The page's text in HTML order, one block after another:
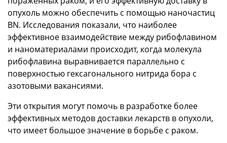
опухоль можно обеспечить с помощью наночастиц
BN. Исследования показали, что наиболее
эффективное взаимодействие между рибофлавином
и наноматериалами происходит, когда молекула
рибофлавина выравнивается параллельно с
поверхностью гексагонального нитрида бора с
азотовыми вакансиями.
Эти открытия могут помочь в разработке более
эффективных методов доставки лекарств в опухоли,
что имеет большое значение в борьбе с раком.